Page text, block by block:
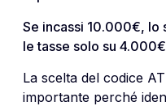
Se incassi 10.000€, lo
le tasse solo su 4.000€
La scelta del codice
importante perché